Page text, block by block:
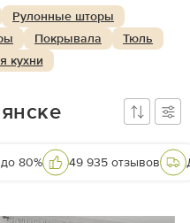
Рулонные шторы
Покрывала
Тюль
кухни
80% 49 935 отзывов